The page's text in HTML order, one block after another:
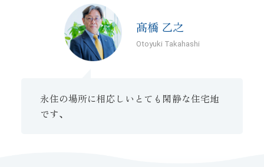
髙橋 乙之
Otoyuki Takahashi
永住の場所に相応しいとても閑静な住宅地
です、